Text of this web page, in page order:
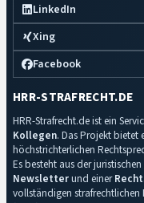
LinkedIn
Xing
Facebook
HRR-STRAFRECHT.DE
HRR-Strafrecht.de ist ein
Kollegen. Das Projekt bietet
höchstrichterlichen
Es besteht aus der
Newsletterund einer
vollständigen strafrechtlichen